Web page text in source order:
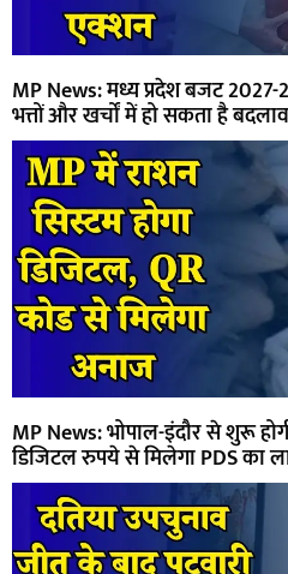
MP News: मध्य प्रदेश बजट 2027-
भत्तों और खर्चों में हो सकता है बदलाव
MP News: भोपाल-इंदौर से शुरू
डिजिटल रुपये से मिलेगा PDS का